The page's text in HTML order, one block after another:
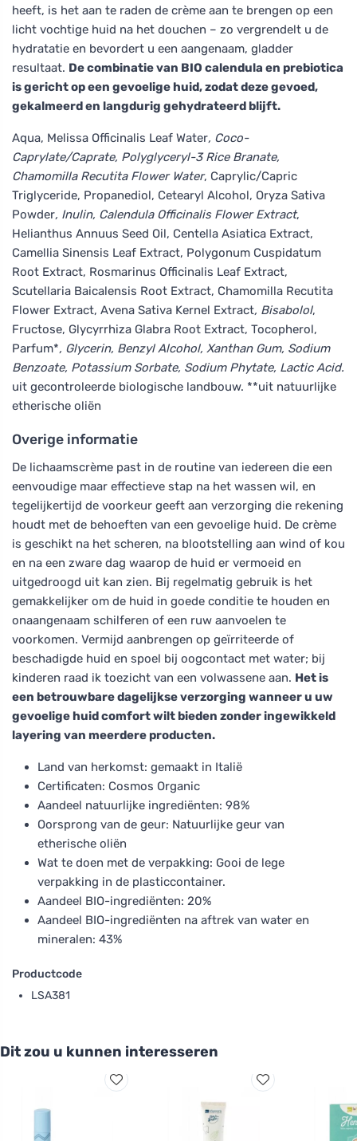
heeft, is het aan te raden de crème aan te brengen op een
licht vochtige huid na het douchen – zo vergrendelt u de
hydratatie en bevordert u een aangenaam, gladder
resultaat. De combinatie van BIO calendula en prebiotica
is gericht op een gevoelige huid, zodat deze gevoed,
gekalmeerd en langdurig gehydrateerd blijft.
Aqua, Melissa Officinalis Leaf Water, Coco-
Caprylate/Caprate, Polyglyceryl-3 Rice Branate,
Chamomilla Recutita Flower Water, Caprylic/Capric
Triglyceride, Propanediol, Cetearyl Alcohol, Oryza Sativa
Powder, Inulin, Calendula Officinalis Flower Extract,
Helianthus Annuus Seed Oil, Centella Asiatica Extract,
Camellia Sinensis Leaf Extract, Polygonum Cuspidatum
Root Extract, Rosmarinus Officinalis Leaf Extract,
Scutellaria Baicalensis Root Extract, Chamomilla Recutita
Flower Extract, Avena Sativa Kernel Extract, Bisabolol,
Fructose, Glycyrrhiza Glabra Root Extract, Tocopherol,
Parfum*, Glycerin, Benzyl Alcohol, Xanthan Gum, Sodium
Benzoate, Potassium Sorbate, Sodium Phytate, Lactic Acid.
uit gecontroleerde biologische landbouw. **uit natuurlijke
etherische oliën
Overige informatie
De lichaamscrème past in de routine van iedereen die een
eenvoudige maar effectieve stap na het wassen wil, en
tegelijkertijd de voorkeur geeft aan verzorging die rekening
houdt met de behoeften van een gevoelige huid. De crème
is geschikt na het scheren, na blootstelling aan wind of kou
en na een zware dag waarop de huid er vermoeid en
uitgedroogd uit kan zien. Bij regelmatig gebruik is het
gemakkelijker om de huid in goede conditie te houden en
onaangenaam schilferen of een ruw aanvoelen te
voorkomen. Vermijd aanbrengen op geïrriteerde of
beschadigde huid en spoel bij oogcontact met water; bij
kinderen raad ik toezicht van een volwassene aan. Het is
een betrouwbare dagelijkse verzorging wanneer u uw
gevoelige huid comfort wilt bieden zonder ingewikkeld
layering van meerdere producten.
Land van herkomst: gemaakt in Italië
Certificaten: Cosmos Organic
Aandeel natuurlijke ingrediënten: 98%
Oorsprong van de geur: Natuurlijke geur van
etherische oliën
Wat te doen met de verpakking: Gooi de lege
verpakking in de plasticcontainer.
Aandeel BIO-ingrediënten: 20%
Aandeel BIO-ingrediënten na aftrek van water en
mineralen: 43%
Productcode
LSA381
Dit zou u kunnen interesseren